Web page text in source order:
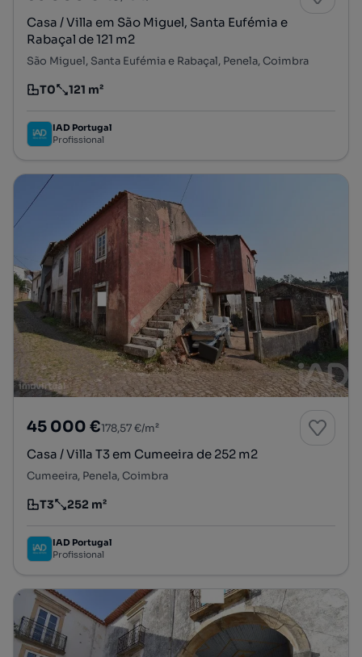
Casa / Villa em São Miguel, Santa Eufémia e
Rabaçal de 121 m2
São Miguel, Santa Eufémia e Rabaçal, Penela, Coimbra
Tipologia
T0
Preço por metro quadrado
121 m²
IAD Portugal
Profissional
45 000 €178,57 €/m²
Casa / Villa T3 em Cumeeira de 252 m2
Cumeeira, Penela, Coimbra
Tipologia
T3
Preço por metro quadrado
252 m²
IAD Portugal
Profissional